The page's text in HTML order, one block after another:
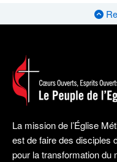
La mission de l’Église
est de faire des disciples
pour la transformation du